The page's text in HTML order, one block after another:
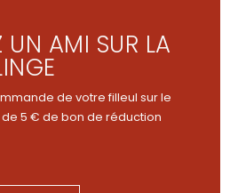
UN AMI SUR LA
de votre filleul sur le
5 € de bon de réduction